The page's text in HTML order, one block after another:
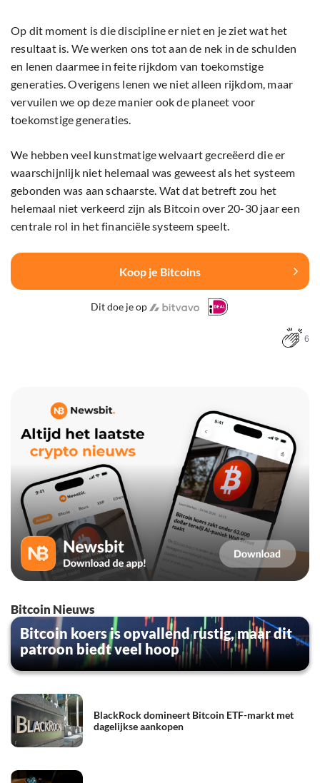
Op dit moment is die discipline er niet en je ziet wat het
resultaat is. We werken ons tot aan de nek in de schulden
en lenen daarmee in feite rijkdom van toekomstige
generaties. Overigens lenen we niet alleen rijkdom, maar
vervuilen we op deze manier ook de planeet voor
toekomstige generaties.
We hebben veel kunstmatige welvaart gecreëerd die er
waarschijnlijk niet helemaal was geweest als het systeem
gebonden was aan schaarste. Wat dat betreft zou het
helemaal niet verkeerd zijn als Bitcoin over 20-30 jaar een
centrale rol in het financiële systeem speelt.
Koop je Bitcoins
Dit doe je op
6
Bitcoin Nieuws
Bitcoin koers is opvallend rustig, maar dit
patroon biedt veel hoop
BlackRock domineert Bitcoin ETF-markt met
dagelijkse aankopen